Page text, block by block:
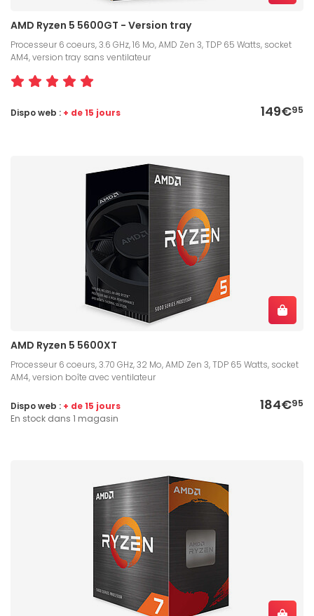
AMD Ryzen 5 5600GT - Version tray
Processeur 6 coeurs, 3.6 GHz, 16 Mo, AMD Zen 3, TDP 65 Watts, socket
AM4, version tray sans ventilateur
149€95
Dispo web : + de 15 jours
AMD Ryzen 5 5600XT
Processeur 6 coeurs, 3.70 GHz, 32 Mo, AMD Zen 3, TDP 65 Watts, socket
AM4, version boîte avec ventilateur
184€95
Dispo web : + de 15 jours
En stock dans 1 magasin